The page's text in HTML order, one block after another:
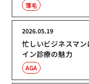
薄毛
忙しいビジネスマ
イン診療の魅力
2026.05.19
AGA